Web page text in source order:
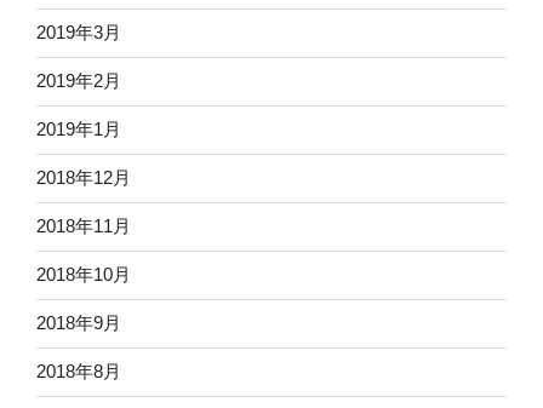
2019年3月
2019年2月
2019年1月
2018年12月
2018年11月
2018年10月
2018年9月
2018年8月